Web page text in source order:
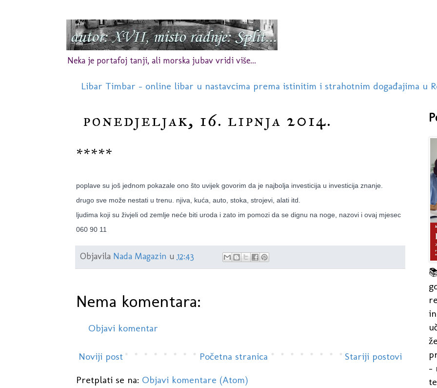
Neka je portafoj tanji, ali morska jubav vridi više...
Libar Timbar - online libar u nastavcima prema istinitim i strahotnim događajima u
ponedjeljak, 16. lipnja 2014.
*****
poplave su još jednom pokazale ono što uvijek govorim da je najbolja investicija u investicija znanje.
drugo sve može nestati u trenu. njiva, kuća, auto, stoka, strojevi, alati itd.
ljudima koji su živjeli od zemlje neće biti uroda i zato im pomozi da se dignu na noge, nazovi i ovaj mjesec
060 90 11
Objavila Nada Magazin u 12:43
Nema komentara:
Objavi komentar
Noviji post Stariji postovi
Početna stranica
Pretplati se na: Objavi komentare (Atom)
-